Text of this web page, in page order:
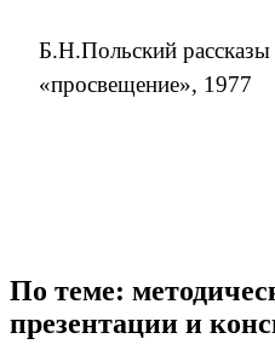
Б.Н.Польский
«просвещение», 1977
По теме:
презентации и